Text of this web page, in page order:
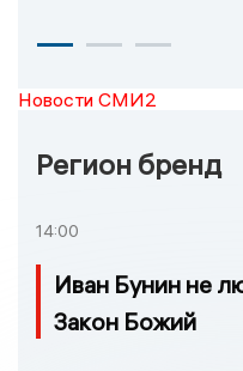
Новости СМИ2
Регион бренд
14:00
Иван Бунин не
Закон Божий